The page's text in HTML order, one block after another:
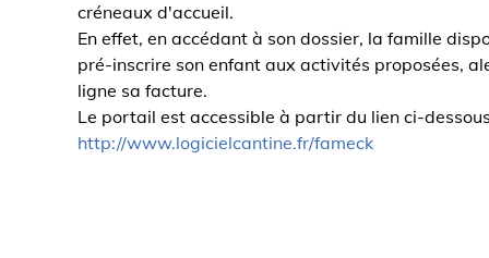
créneaux d'accueil.
En effet, en accédant à son dossier, la famille
pré-inscrire son enfant aux activités proposées,
ligne sa facture.
Le portail est accessible à partir du lien ci-
http://www.logicielcantine.fr/fameck